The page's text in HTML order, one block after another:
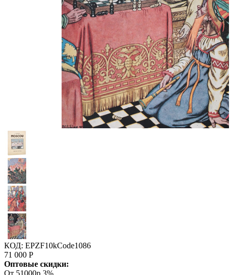
КОД: EPZF10kCode1086
71 000 Р
Оптовые скидки:
От 51000р 3%